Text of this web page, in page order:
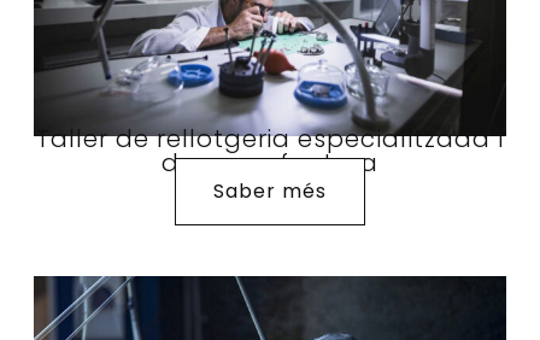
Taller de rellotgeria especialitzada i
de manufactura
Saber més